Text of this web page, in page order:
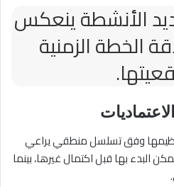
الأنشطة ينعكس
الخطة الزمنية
وفق تسلسل منطقي يراعي
البدء بها قبل اكتمال غيرها، بينما